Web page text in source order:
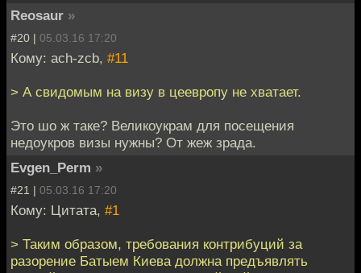
Reosaur »
#20 | 05.03.16 17:20
Кому: ach-zcb, #11
> А свидомым на визу в цеевропу не хватает.
Это шо ж таке? Великоукрам для посещения
недоукров визы нужны? От жеж зрада.
Evgen_Perm »
#21 | 05.03.16 17:20
Кому: Цитата, #1
> Таким образом, требования контрибуций за
разорение Батыем Киева должна предъявлять